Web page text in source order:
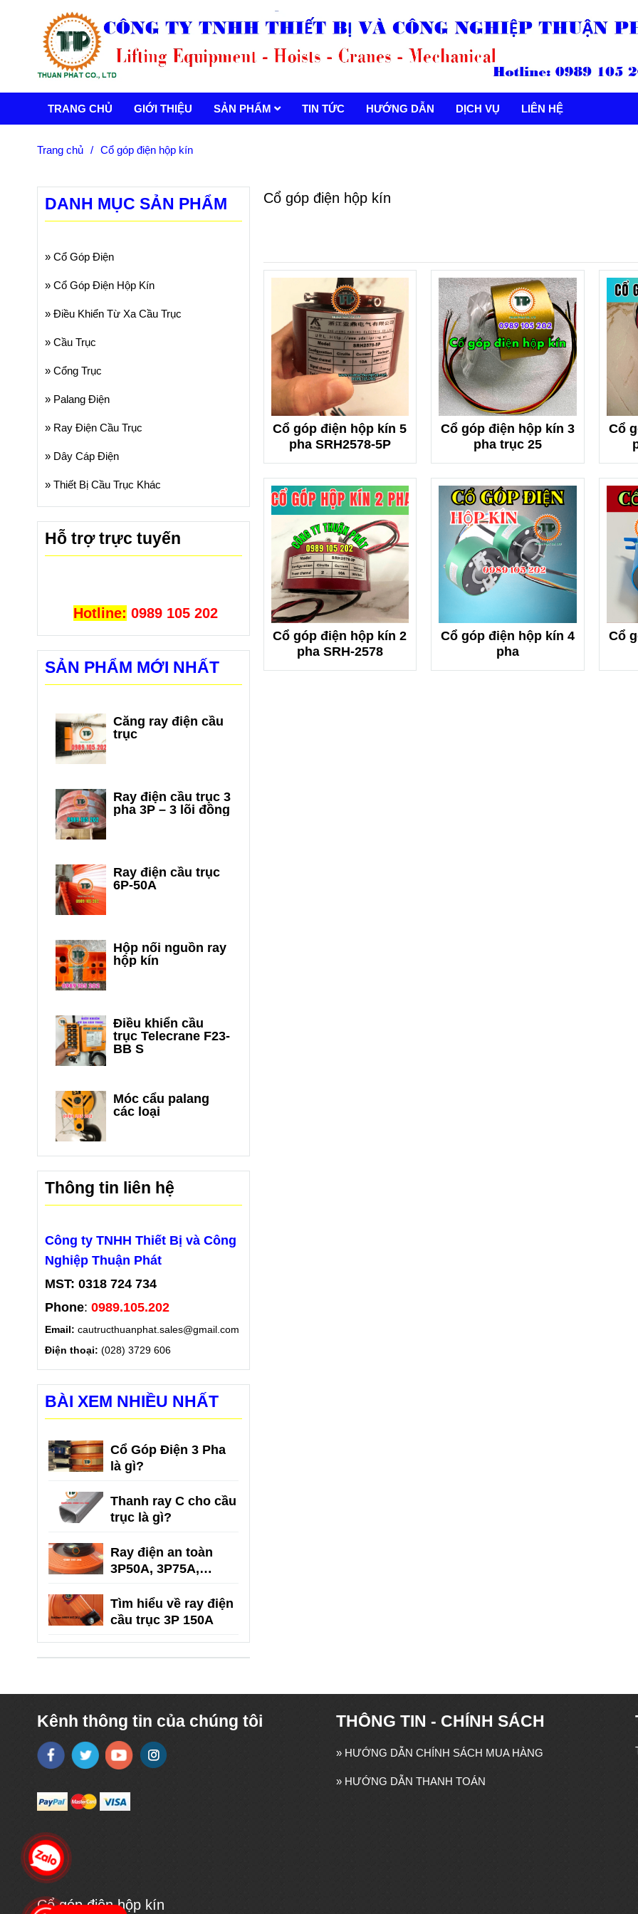
TRANG CHỦ GIỚI THIỆU SẢN PHẨM TIN TỨC HƯỚNG DẪN DỊCH VỤ LIÊN HỆ
Trang chủ / Cổ góp điện hộp kín
Cổ góp điện hộp kín
Cổ góp điện hộp kín 5
pha SRH2578-5P
Cổ góp điện hộp kín 3
pha trục 25
Cổ
Cổ góp điện hộp kín 2
pha SRH-2578
Cổ góp điện hộp kín 4
pha
Cổ
DANH MỤC SẢN PHẨM
» Cổ Góp Điện
» Cổ Góp Điện Hộp Kín
» Điều Khiển Từ Xa Cầu Trục
» Cầu Trục
» Cổng Trục
» Palang Điện
» Ray Điện Cầu Trục
» Dây Cáp Điện
» Thiết Bị Cầu Trục Khác
Hỗ trợ trực tuyến
Hotline: 0989 105 202
SẢN PHẨM MỚI NHẤT
Căng ray điện cầu
trục
Ray điện cầu trục 3
pha 3P – 3 lõi đồng
Ray điện cầu trục
6P-50A
Hộp nối nguồn ray
hộp kín
Điều khiển cầu
trục Telecrane F23-
BB S
Móc cẩu palang
các loại
Thông tin liên hệ
Công ty TNHH Thiết Bị và Công
Nghiệp Thuận Phát
MST: 0318 724 734
Phone: 0989.105.202
Email: cautructhuanphat.sales@gmail.com
Điện thoại: (028) 3729 606
BÀI XEM NHIỀU NHẤT
Cổ Góp Điện 3 Pha
là gì?
Thanh ray C cho cầu
trục là gì?
Ray điện an toàn
3P50A, 3P75A,
Tìm hiểu về ray điện
cầu trục 3P 150A
Cổ góp điện hộp kín
Kênh thông tin của chúng tôi THÔNG TIN - CHÍNH SÁCH
» HƯỚNG DẪN CHÍNH SÁCH MUA HÀNG
» HƯỚNG DẪN THANH TOÁN